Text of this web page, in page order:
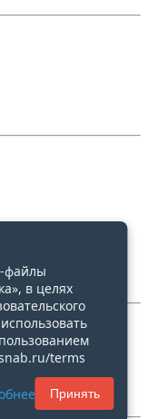
файлы
в целях
terms
Принять